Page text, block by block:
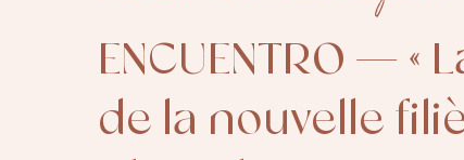
ENCUENTRO — «
de la nouvelle